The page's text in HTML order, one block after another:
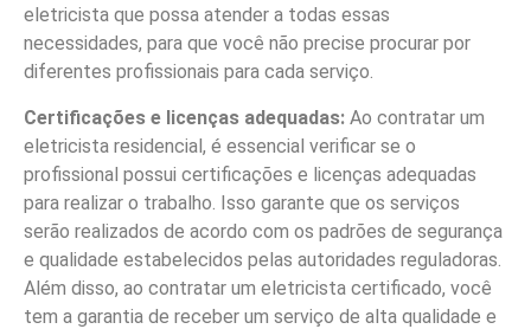
eletricista que possa atender a todas essas
necessidades, para que você não precise procurar por
diferentes profissionais para cada serviço.
Certificações e licenças adequadas: Ao contratar um
eletricista residencial, é essencial verificar se o
profissional possui certificações e licenças adequadas
para realizar o trabalho. Isso garante que os serviços
serão realizados de acordo com os padrões de segurança
e qualidade estabelecidos pelas autoridades reguladoras.
Além disso, ao contratar um eletricista certificado, você
tem a garantia de receber um serviço de alta qualidade e